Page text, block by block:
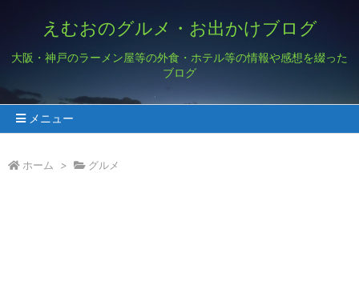
えむおのグルメ・お出かけブログ
大阪・神戸のラーメン屋等の外食・ホテル等の情報や感想を綴った
ブログ
メニュー
ホーム > グルメ